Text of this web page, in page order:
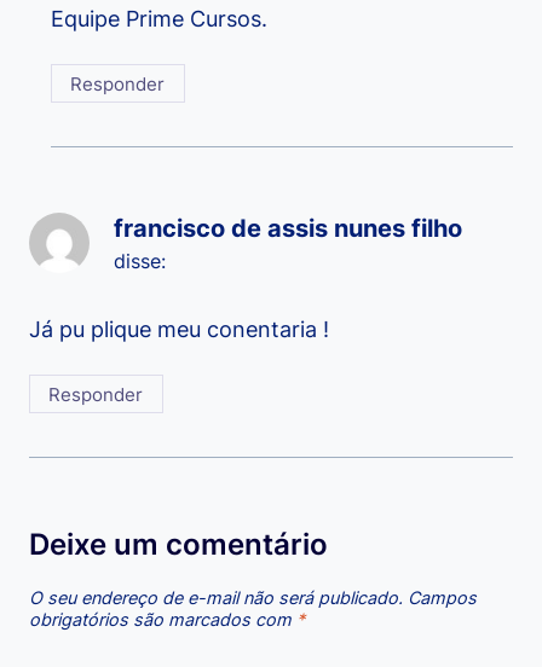
Equipe Prime Cursos.
Responder
francisco de assis nunes filho
disse:
Já pu plique meu conentaria !
Responder
Deixe um comentário
O seu endereço de e-mail não será publicado. Campos
obrigatórios são marcados com *